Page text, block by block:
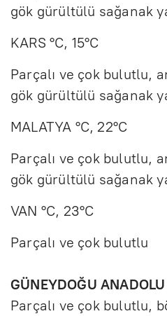
gök gürültülü sağanak
KARS °C, 15°C
Parçalı ve çok bulutlu,
gök gürültülü sağanak
MALATYA °C, 22°C
Parçalı ve çok bulutlu,
gök gürültülü sağanak
VAN °C, 23°C
Parçalı ve çok bulutlu
GÜNEYDOĞU ANADOLU
Parçalı ve çok bulutlu,